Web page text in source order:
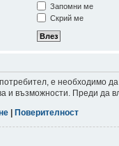
Запомни ме
Скрий ме
е необходимо
и възможности. Преди да
| Поверителност